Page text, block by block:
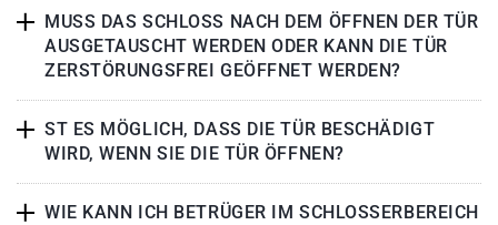
MUSS DAS SCHLOSS NACH DEM ÖFFNEN DER TÜR
AUSGETAUSCHT WERDEN ODER KANN DIE TÜR
ZERSTÖRUNGSFREI GEÖFFNET WERDEN?
ST ES MÖGLICH, DASS DIE TÜR BESCHÄDIGT
WIRD, WENN SIE DIE TÜR ÖFFNEN?
WIE KANN ICH BETRÜGER IM SCHLOSSERBEREICH